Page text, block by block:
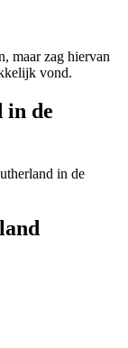
maar zag hiervan
vond.
in de
in de